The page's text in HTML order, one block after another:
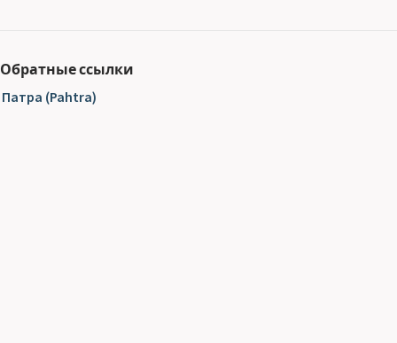
Обратные ссылки
Патра (Pahtra)